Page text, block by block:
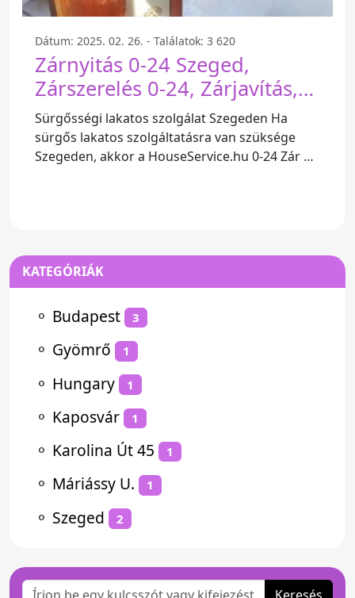
Dátum: 2025. 02. 26. - Találatok: 3 620
Zárnyitás 0-24 Szeged,
Zárszerelés 0-24, Zárjavítás,
Zárcsere. HouseService.hu 0-
24 Zár és Nyílászáró szerviz. -
Szeged
Sürgősségi lakatos szolgálat Szegeden Ha
sürgős lakatos szolgáltatásra van szüksége
Szegeden, akkor a HouseService.hu 0-24 Zár és
KATEGÓRIÁK
⚬ Budapest 3
⚬ Gyömrő 1
⚬ Hungary 1
⚬ Kaposvár 1
⚬ Karolina Út 45 1
⚬ Máriássy U. 1
⚬ Szeged 2